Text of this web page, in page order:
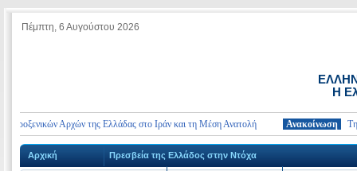
Πέμπτη, 6 Αυγούστου 2026
Η
Αρχών της Ελλάδας στο Ιράν και τη Μέση Ανατολή Ανακοίνωση
Αρχική Πρεσβεία της Ελλάδος στην Ντόχα